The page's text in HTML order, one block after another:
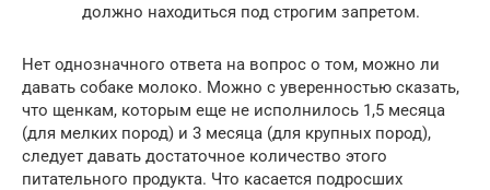
должно находиться под строгим запретом.
Нет однозначного ответа на вопрос о том, можно ли
давать собаке молоко. Можно с уверенностью сказать,
что щенкам, которым еще не исполнилось 1,5 месяца
(для мелких пород) и 3 месяца (для крупных пород),
следует давать достаточное количество этого
питательного продукта. Что касается подросших